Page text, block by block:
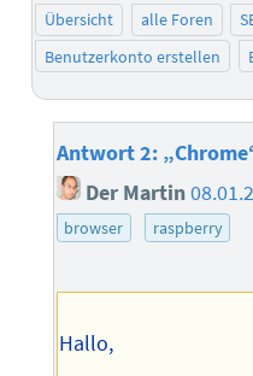
Übersicht alle Foren
Benutzerkonto erstellen
Antwort 2:
Der Martin
browser
raspberry
Hallo,